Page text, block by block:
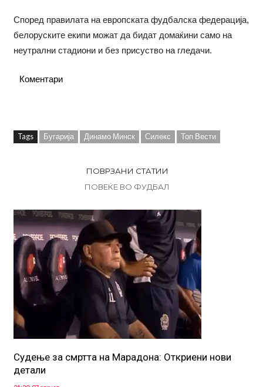
Според правилата на европската фудбалска федерација,
белоруските екипи можат да бидат домаќини само на
неутрални стадиони и без присуство на гледачи.
Коментари
Tags Бугарија Динамо Минск Силекс Топ Вести
ПОВРЗАНИ СТАТИИ
ПОВЕЌЕ ВО ФУДБАЛ
Судење за смртта на Марадона: Откриени нови
детали